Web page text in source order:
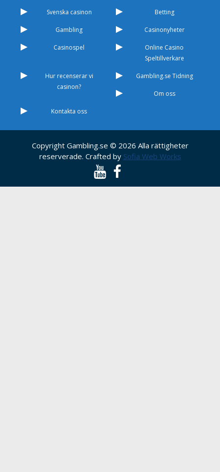
Svenska casinon Betting
Gambling Casinonyheter
Casinospel
Online Casino
Speltillverkare
Hur recenserar vi
casinon?
Gambling.se Tidning
Om oss
Kontakta oss
Copyright Gambling.se © 2026 Alla rättigheter
reserverade. Crafted by Sofia Web Works